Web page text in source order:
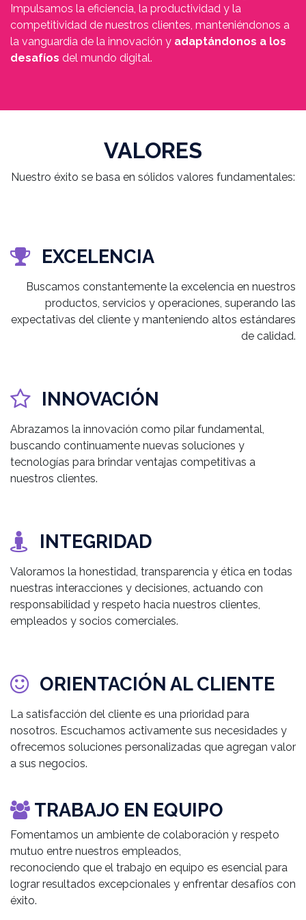
Impulsamos la eficiencia, la productividad y la
competitividad de nuestros clientes, manteniéndonos a
la vanguardia de la innovación y adaptándonos a los
desafíos del mundo digital.
VALORES
Nuestro éxito se basa en sólidos valores fundamentales:
EXCELENCIA
Buscamos constantemente la excelencia en nuestros
productos, servicios y operaciones, superando las
expectativas del cliente y manteniendo altos estándares
de calidad.
INNOVACIÓN
Abrazamos la innovación como pilar fundamental,
buscando continuamente nuevas soluciones y
tecnologías para brindar ventajas competitivas a
nuestros clientes.
INTEGRIDAD
Valoramos la honestidad, transparencia y ética en todas
nuestras interacciones y decisiones, actuando con
responsabilidad y respeto hacia nuestros clientes,
empleados y socios comerciales.
ORIENTACIÓN AL CLIENTE
La satisfacción del cliente es una prioridad para
nosotros. Escuchamos activamente sus necesidades y
ofrecemos soluciones personalizadas que agregan valor
a sus negocios.
TRABAJO EN EQUIPO
Fomentamos un ambiente de colaboración y respeto
mutuo entre nuestros empleados,
reconociendo que el trabajo en equipo es esencial para
lograr resultados excepcionales y enfrentar desafíos con
éxito.